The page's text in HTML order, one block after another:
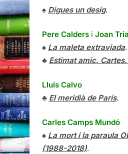
♠ Digues un desig.
Pere Calders i Joan
♠ La maleta extraviada.
♣ Estimat amic.
Lluís Calvo
♣ El meridià de París.
Carles Camps Mundó
♠ La mort i la paraula
(1988-2018).